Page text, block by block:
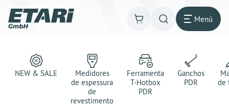
Menú
NEW & SALE
Medidores
de espessura
de
revestimento
Ferramenta
T-Hotbox
PDR
Ganchos
PDR
de